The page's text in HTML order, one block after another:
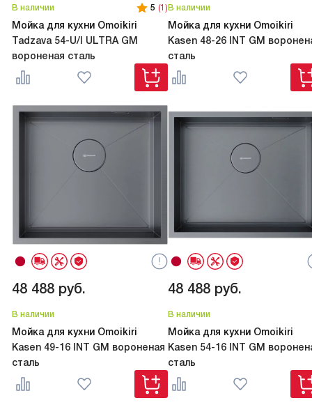
В наличии 5 (1)
Мойка для кухни Omoikiri
Tadzava 54-U/I ULTRA GM
вороненая сталь
В наличии
Мойка для кухни Omoikiri
Kasen 48-26 INT GM
сталь
В наличии
Мойка для кухни Omoikiri
Kasen 49-16 INT GM вороненая
сталь
48 488 руб.
В наличии
Мойка для кухни Omoikiri
Kasen 54-16 INT GM
сталь
48 488 руб.